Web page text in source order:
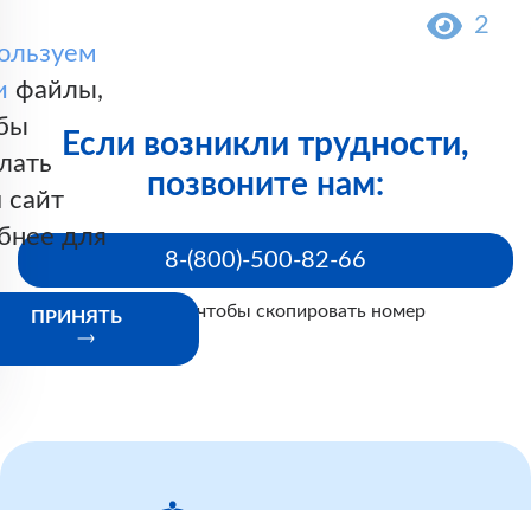
2
Если возникли трудности,
позвоните нам:
8-(800)-500-82-66
Нажмите, чтобы скопировать номер
файлы,
для
ПРИНЯТЬ